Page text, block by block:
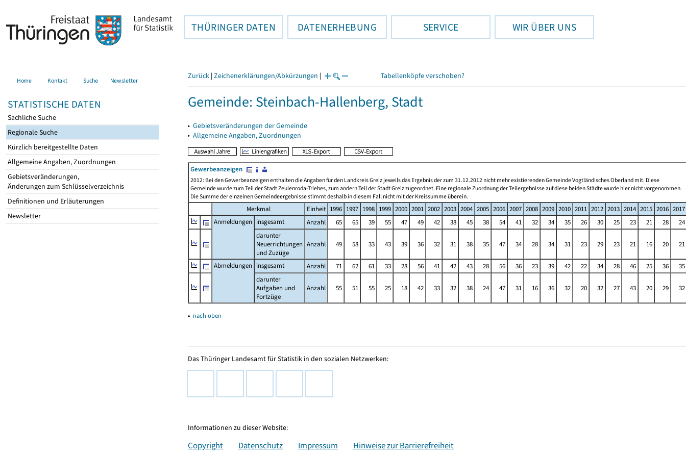
THÜRINGER DATEN DATENERHEBUNG SERVICE WIR ÜBER UNS
Home Kontakt Suche Newsletter
STATISTISCHE DATEN
Sachliche Suche
Regionale Suche
Kürzlich bereitgestellte Daten
Allgemeine Angaben, Zuordnungen
Gebietsveränderungen,
Änderungen zum Schlüsselverzeichnis
Definitionen und Erläuterungen
Newsletter
Zurück | Zeichenerklärungen/Abkürzungen | Tabellenköpfe verschoben?
Gemeinde: Steinbach-Hallenberg, Stadt
▸ Gebietsveränderungen der Gemeinde
▸ Allgemeine Angaben, Zuordnungen
Gewerbeanzeigen
2012: Bei den Gewerbeanzeigen enthalten die Angaben für den Landkreis Greiz jeweils das Ergebnis der zum 31.12.2012 nicht mehr existierenden Gemeinde Vogtländisches Oberland mit. Diese
Gemeinde wurde zum Teil der Stadt Zeulenroda-Triebes, zum andern Teil der Stadt Greiz zugeordnet. Eine regionale Zuordnung der Teilergebnisse auf diese beiden Städte wurde hier nicht vorgenommen.
Die Summe der einzelnen Gemeindeergebnisse stimmt deshalb in diesem Fall nicht mit der Kreissumme überein.
Merkmal Einheit 1996 1997 1998 1999 2000 2001 2002 2003 2004 2005 2006 2007 2008 2009 2010 2011 2012 2013 2014 2015 2016 2017
Anmeldungen insgesamt Anzahl 65 65 39 55 47 49 42 38 45 38 54 41 32 34 35 26 30 25 23 21 28
24
darunter
Neuerrichtungen
und Zuzüge
Anzahl 49 58 33 43 39 36 32 31 38 35 47 34 28 34 31 23 29 23 21 16 20 21
Abmeldungen insgesamt Anzahl 71 62 61 33 28 56 41 42 43 28 56 36 23 39 42 22 34 28 46 25 36
35
darunter
Aufgaben und
Fortzüge
Anzahl 55 51 55 25 18 42 33 32 38 24 47 31 16 36 32 20 32 27 43 20 29 32
▴ nach oben
Das Thüringer Landesamt für Statistik in den sozialen Netzwerken:
Informationen zu dieser Website:
Copyright Datenschutz Impressum Hinweise zur Barrierefreiheit